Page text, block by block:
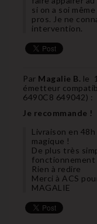
si on a soi
pros. Je ne
intervention.
Par Magalie B. le
émetteur
6490C8 649042) :
Je recommande !
Livraison en
magique !
De plus très
fonctionnement
Rien à redire
Merci à ACS
MAGALIE